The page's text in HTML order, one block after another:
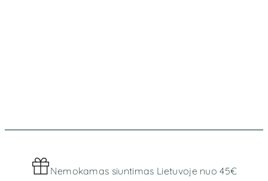
Nemokamas siuntimas Lietuvoje nuo 45€